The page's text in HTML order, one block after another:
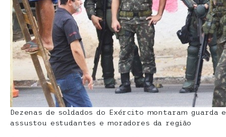
Dezenas de soldados do Exército montaram
assustou estudantes e moradores da região